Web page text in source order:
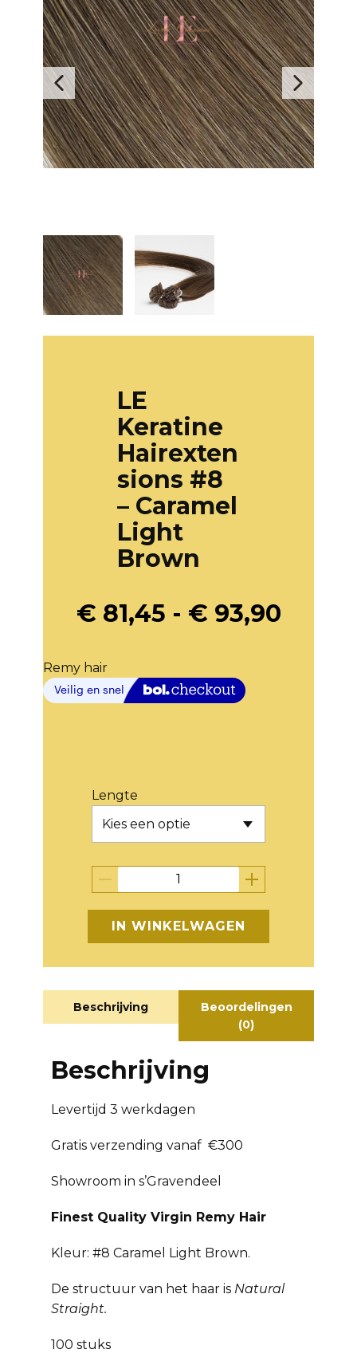
LE
Keratine
Hairexten
sions #8
– Caramel
Light
Brown
€ 81,45 - € 93,90
Remy hair
Lengte
IN WINKELWAGEN
Beschrijving
Beoordelingen
(0)
Beschrijving
Levertijd 3 werkdagen
Gratis verzending vanaf €300
Showroom in s’Gravendeel
Finest Quality Virgin Remy Hair
Kleur: #8 Caramel Light Brown.
De structuur van het haar is Natural
Straight.
100 stuks